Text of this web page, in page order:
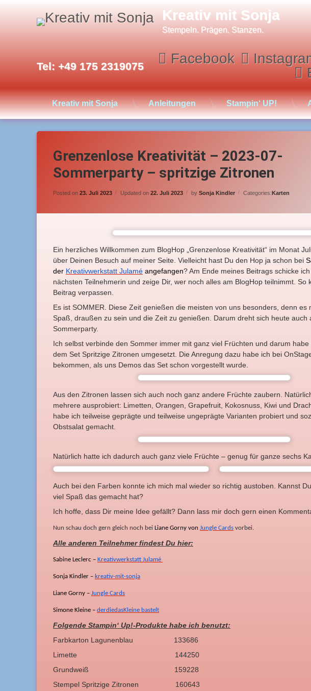
Kreativ mit Sonja
Stempeln. Prägen. Stanzen.
Tel: +49 175 2319075 Facebook
Kreativ mit Sonja Anleitungen Stampin‘ UP!
Grenzenlose Kreativität – 2023-07-
Sommerparty – spritzige Zitronen
Posted on 23. Juli 2023 Updated on 22. Juli 2023 by Sonja Kindler Categories:Karten
Ein herzliches Willkommen zum BlogHop „Grenzenlose Kreativität“ im Monat
über Deinen Besuch auf meiner Seite. Vielleicht hast Du den Hop ja schon bei
der Kreativwerkstatt Julamé angefangen? Am Ende meines Beitrags schicke
nächsten Teilnehmerin und zeige Dir, wer noch alles am BlogHop teilnimmt. So
Beitrag verpassen.
Es ist SOMMER. Diese Zeit genießen die meisten von uns besonders, denn es
Spaß, draußen zu sein und die Zeit zu genießen. Darum dreht sich heute auch
Sommerparty.
Ich selbst verbinde den Sommer immer mit ganz viel Früchten und darum
dem Set Spritzige Zitronen umgesetzt. Die Anregung dazu habe ich bei
bekommen, als uns Demos das Set schon vorgestellt wurde.
Aus den Zitronen lassen sich auch noch ganz andere Früchte zaubern.
mehrere ausprobiert: Limetten, Orangen, Grapefruit, Kokosnuss, Kiwi und
habe ich teilweise geprägte und teilweise ungeprägte Varianten probiert und
Obstsalat gemacht.
Natürlich hatte ich dadurch auch ganz viele Früchte – genug für ganze sechs
Auch bei den Farben konnte ich mich mal wieder so richtig austoben. Kannst
viel Spaß das gemacht hat?
Ich hoffe, dass Dir meine Idee gefällt? Dann lass mir doch gern einen
Nun schau doch gern gleich noch bei Liane Gorny von Jungle Cards vorbei.
Alle anderen Teilnehmer findest Du hier:
Sabine Leclerc – Kreativwerkstatt Julamé
Sonja Kindler – kreativ-mit-sonja
Liane Gorny – Jungle Cards
Simone Kleine – derdiedasKleine bastelt
Folgende Stampin‘ Up!-Produkte habe ich benutzt:
Farbkarton Lagunenblau 133686
Limette 144250
Grundweiß 159228
Stempel Spritzige Zitronen 160643